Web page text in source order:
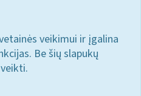
veikimui ir įgalina
Be šių slapukų